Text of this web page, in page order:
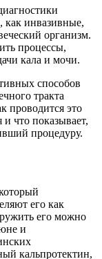
как инвазивные,
организм.
процессы,
кала и мочи.
способов
тракта
проводится это
и что показывает,
процедуру.
его как
его можно
и
кальпротектин,